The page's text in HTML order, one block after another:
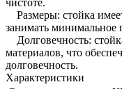
Размеры: стойка
занимать минимальное
Долговечность:
материалов, что
долговечность.
Характеристики